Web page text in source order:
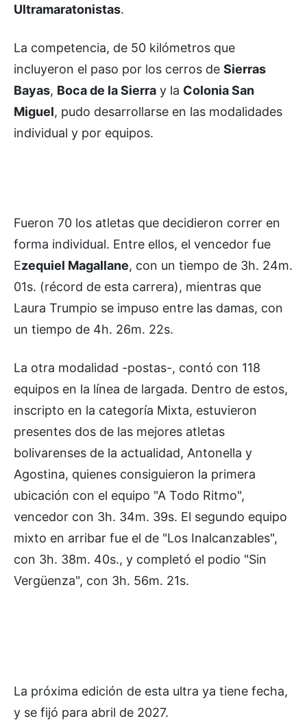
Ultramaratonistas.
La competencia, de 50 kilómetros que
incluyeron el paso por los cerros de Sierras
Bayas, Boca de la Sierra y la Colonia San
Miguel, pudo desarrollarse en las modalidades
individual y por equipos.
Fueron 70 los atletas que decidieron correr en
forma individual. Entre ellos, el vencedor fue
Ezequiel Magallane, con un tiempo de 3h. 24m.
01s. (récord de esta carrera), mientras que
Laura Trumpio se impuso entre las damas, con
un tiempo de 4h. 26m. 22s.
La otra modalidad -postas-, contó con 118
equipos en la línea de largada. Dentro de estos,
inscripto en la categoría Mixta, estuvieron
presentes dos de las mejores atletas
bolivarenses de la actualidad, Antonella y
Agostina, quienes consiguieron la primera
ubicación con el equipo "A Todo Ritmo",
vencedor con 3h. 34m. 39s. El segundo equipo
mixto en arribar fue el de "Los Inalcanzables",
con 3h. 38m. 40s., y completó el podio "Sin
Vergüenza", con 3h. 56m. 21s.
La próxima edición de esta ultra ya tiene fecha,
y se fijó para abril de 2027.